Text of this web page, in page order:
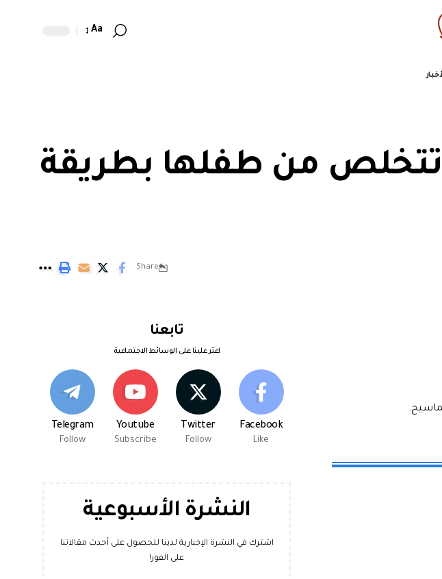
Aa
تتخلص من طفلها بطريقة
Share
تابعنا
اعثر علينا على الوسائط الاجتماعية
Facebook
Like
Twitter
Follow
Youtube
Subscribe
Telegram
Follow
النشرة الأسبوعية
اشترك في النشرة الإخبارية لدينا للحصول على أحدث مقالاتنا
على الفور!